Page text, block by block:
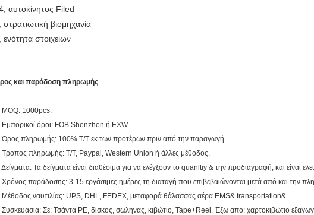
αυτοκίνητος Filed
στρατιωτική βιομηχανία
ενότητα στοιχείων
και παράδοση πληρωμής
MOQ: 1000pcs.
Εμπορικοί όροι: FOB Shenzhen ή EXW.
Όρος πληρωμής: 100% T/T εκ των προτέρων πριν από την παραγωγή.
Τρόπος πληρωμής: T/T, Paypal, Western Union ή άλλες μέθοδος.
Τα δείγματα είναι διαθέσιμα για να ελέγξουν το quanltiy & την προδιαγραφή, και είναι
Χρόνος παράδοσης: 3-15 εργάσιμες ημέρες τη διαταγή που επιβεβαιώνονται μετά από και την
Μέθοδος ναυτιλίας: UPS, DHL, FEDEX, μεταφορά θάλασσας αέρα EMS& transportation&.
Συσκευασία: Σε: Τσάντα PE, δίσκος, σωλήνας, κιβώτιο, Tape+Reel. Έξω από: χαρτοκιβώτιο